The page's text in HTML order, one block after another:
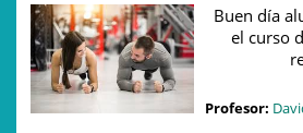
Buen día
el curso
Profesor: